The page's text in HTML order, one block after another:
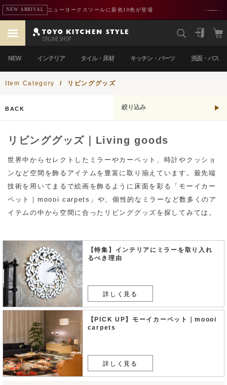
重要 熊本地震による配送遅延のお知らせ
NEW インテリア タイル・床材 キッチン・パーツ 洗面・バス
Item Category / リビンググッズ
BACK 絞り込み
リビンググッズ｜Living goods
世界中からセレクトしたミラーやカーペット、時計やクッショ
ンなど空間を飾るアイテムを豊富に取り揃えています。最先端
技術を用いてまるで絵画を飾るように床面を彩る「モーイカー
ペット｜moooi carpets」や、個性的なミラーなど数多くのア
イテムの中から空間に合ったリビンググッズを探してみては。
【特集】インテリアにミラーを取り入れ
るべき理由
詳しく見る
【PICK UP】モーイカーペット｜moooi
carpets
詳しく見る